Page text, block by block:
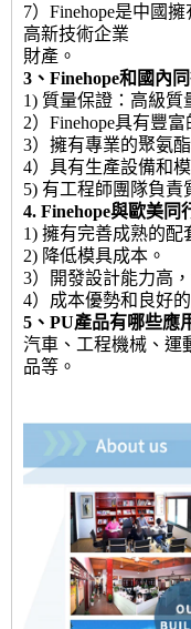
7）Finehope是中國
高新技術企業
財產。
3、Finehope和國內
1) 質量保證：高級質
2）Finehope具有豐
3）擁有專業的聚氨
4）具有生產設備和
5) 有工程師團隊負責
4. Finehope與歐美同
1) 擁有完善成熟的配
2) 降低模具成本。
3）開發設計能力高
4）成本優勢和良好
5、PU產品有哪些應
汽車、工程機械、運
品等。